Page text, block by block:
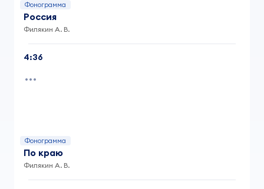
Фонограмма
Россия
Филякин А. В.
4:36
Фонограмма
По краю
Филякин А. В.